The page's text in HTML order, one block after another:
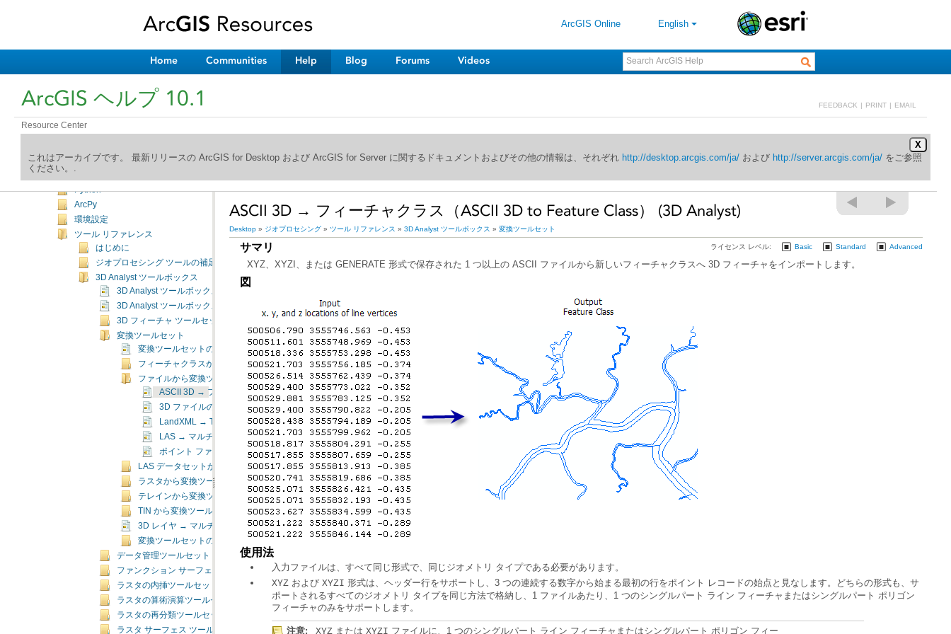
ArcGIS Online English
Home Communities Help Blog Forums Videos
ArcGIS ヘルプ 10.1 FEEDBACK | PRINT | EMAIL
Resource Center
X
これはアーカイブです。 最新リリースの ArcGIS for Desktop および ArcGIS for Server に関するドキュメントおよびその他の情報は、それぞれ http://desktop.arcgis.com/ja/および http://server.arcgis.com/ja/
ください。.
よく使用されるツール
ツールの検索
ツールの実行
ツールとツールボックスの管理
ModelBuilder
Python
ArcPy
環境設定
ツール リファレンス
はじめに
ジオプロセシング ツールの補足トピック
3D Analyst ツールボックス
3D Analyst ツールボックスの概要
3D Analyst ツールボックスのライセンス
3D フィーチャ ツールセット
変換ツールセット
変換ツールセットの概要
フィーチャクラスから変換ツールセット
ファイルから変換ツールセット
ASCII 3D → フィーチャクラス（ASCII 3D to Feature Class）
3D ファイルのインポート（Import 3D Files）
LandXML → TIN（LandXML To TIN）
LAS → マルチポイント（LAS to Multipoint）
ポイント ファイルの空間統計情報（Point File Information）
LAS データセットから変換ツールセット
ラスタから変換ツールセット
テレインから変換ツールセット
TIN から変換ツールセット
3D レイヤ → マルチパッチ フィーチャクラス（Layer 3D to Feature Class）
変換ツールセットの概念
データ管理ツールセット
ファンクション サーフェス ツールセット
ラスタの内挿ツールセット
ラスタの算術演算ツールセット
ラスタの再分類ツールセット
ラスタ サーフェス ツールセット
ASCII 3D → フィーチャクラス（ASCII 3D to Feature Class） (3D Analyst)
Desktop » ジオプロセシング » ツール リファレンス » 3D Analyst ツールボックス » 変換ツールセット
ライセンス レベル: Basic Standard Advanced
サマリ
XYZ、XYZI、または GENERATE 形式で保存された 1 つ以上の ASCII ファイルから新しいフィーチャクラスへ 3D フィーチャをインポートします。
図
使用法
入力ファイルは、すべて同じ形式で、同じジオメトリ タイプである必要があります。
XYZ および XYZI
フィーチャのみをサポートします。
注意: XYZ またはXYZI